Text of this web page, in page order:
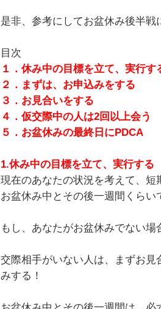
是非、参考にしてお盆休み後半戦
目次
１．休み中の目標を立て、実行す
２．まずは、お申込みをする
３．お見合いをする
４．仮交際中の人は2回以上会う
５．お盆休みの最終日にPDCA
1.休み中の目標を立て、実行する
現在のあなたの状況を考えて、短
お盆休み中とその後一週間くらい
もし、あなたがお盆休みでない場
交際相手がいない人は、まずお
みする！